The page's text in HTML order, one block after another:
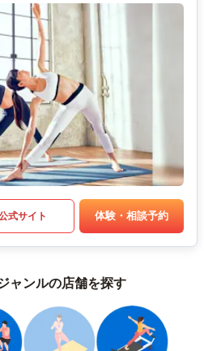
式サイト 体験・相談予約
ャンルの店舗を探す